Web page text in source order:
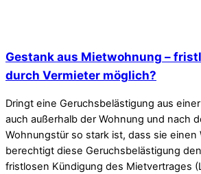
Gestank aus Mietwohnung –
durch Vermieter möglich?
Dringt eine Geruchsbelästigung aus
auch außerhalb der Wohnung und nach
Wohnungstür so stark ist, dass sie einen
berechtigt diese Geruchsbelästigung
fristlosen Kündigung des Mietvertrages